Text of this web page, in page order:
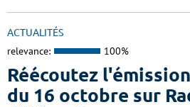
ACTUALITÉS
relevance: 100%
Réécoutez
du 16 octobre sur